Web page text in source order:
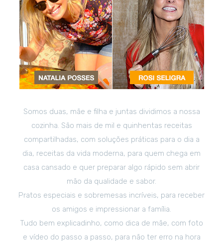
Somos duas, mãe e filha e juntas dividimos a nossa
cozinha. São mais de mil e quinhentas receitas
compartilhadas, com soluções práticas para o dia a
dia, receitas da vida moderna, para quem chega em
casa cansado e quer preparar algo rápido sem abrir
mão da qualidade e sabor.
Pratos especiais e sobremesas incríveis, para receber
os amigos e impressionar a família.
Tudo bem explicadinho, como dica de mãe, com foto
e vídeo do passo a passo, para não ter erro na hora